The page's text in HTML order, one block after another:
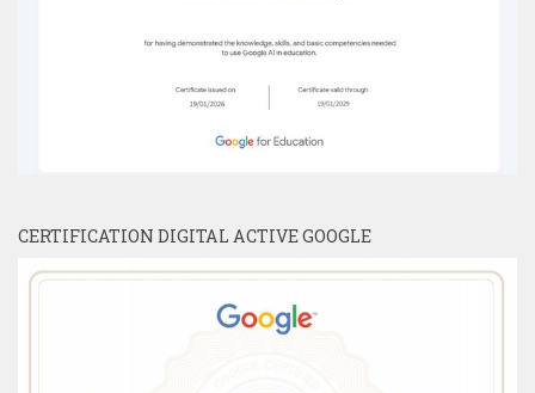
CERTIFICATION DIGITAL ACTIVE GOOGLE